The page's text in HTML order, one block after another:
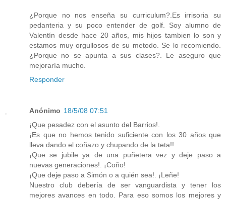
¿Porque no nos enseña su curriculum?.Es irrisoria su
pedanteria y su poco entender de golf. Soy alumno de
Valentín desde hace 20 años, mis hijos tambien lo son y
estamos muy orgullosos de su metodo. Se lo recomiendo.
¿Porque no se apunta a sus clases?. Le aseguro que
mejoraría mucho.
Responder
Anónimo 18/5/08 07:51
¡Que pesadez con el asunto del Barrios!.
¡Es que no hemos tenido suficiente con los 30 años que
lleva dando el coñazo y chupando de la teta!!
¡Que se jubile ya de una puñetera vez y deje paso a
nuevas generaciones!. ¡Coño!
¡Que deje paso a Simón o a quién sea!. ¡Leñe!
Nuestro club debería de ser vanguardista y tener los
mejores avances en todo. Para eso somos los mejores y